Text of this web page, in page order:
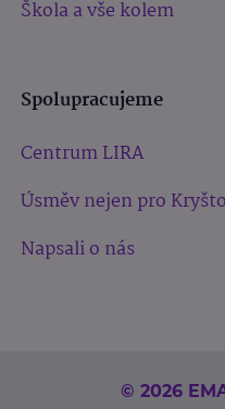
Škola a vše kolem
Spolupracujeme
Centrum LIRA
Úsměv nejen pro
Napsali o nás
© 2026